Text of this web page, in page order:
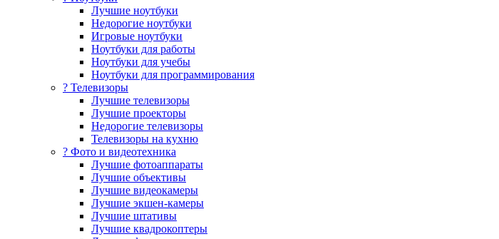
Лучшие ноутбуки
Недорогие ноутбуки
Игровые ноутбуки
Ноутбуки для работы
Ноутбуки для учебы
Ноутбуки для программирования
? Телевизоры
Лучшие телевизоры
Лучшие проекторы
Недорогие телевизоры
Телевизоры на кухню
? Фото и видеотехника
Лучшие фотоаппараты
Лучшие объективы
Лучшие видеокамеры
Лучшие экшен-камеры
Лучшие штативы
Лучшие квадрокоптеры